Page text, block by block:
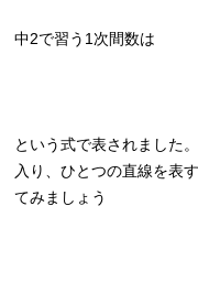
中2で習う1次間数は
という式で表されました
入り、ひとつの直線を表
てみましょう